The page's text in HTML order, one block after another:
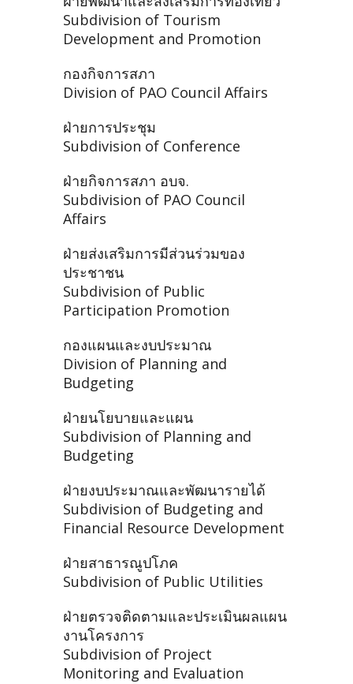
Subdivision of Tourism
Development and Promotion
กองกิจการสภา
Division of PAO Council Affairs
ฝ่ายการประชุม
Subdivision of Conference
ฝ่ายกิจการสภา อบจ.
Subdivision of PAO Council
Affairs
ฝ่ายส่งเสริมการมีส่วนร่วมของ
ประชาชน
Subdivision of Public
Participation Promotion
กองแผนและงบประมาณ
Division of Planning and
Budgeting
ฝ่ายนโยบายและแผน
Subdivision of Planning and
Budgeting
ฝ่ายงบประมาณและพัฒนารายได้
Subdivision of Budgeting and
Financial Resource Development
ฝ่ายสาธารณูปโภค
Subdivision of Public Utilities
ฝ่ายตรวจติดตามและประเมินผลแผน
งานโครงการ
Subdivision of Project
Monitoring and Evaluation